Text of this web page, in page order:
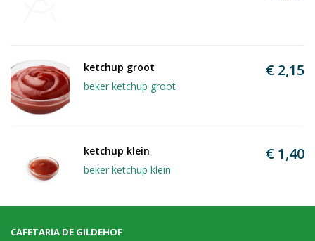
ketchup groot
beker ketchup groot
€ 2,15
ketchup klein
beker ketchup klein
€ 1,40
CAFETARIA DE GILDEHOF